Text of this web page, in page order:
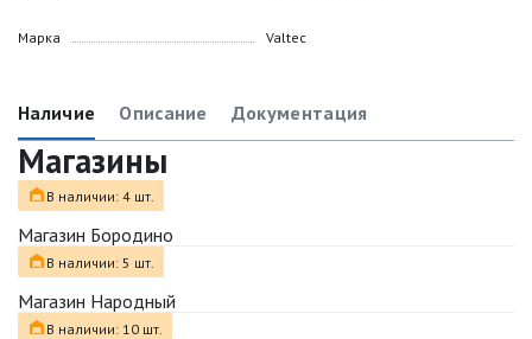
Марка Valtec
Наличие Описание Документация
Магазины
В наличии: 4 шт.
Магазин Бородино
В наличии: 5 шт.
Магазин Народный
В наличии: 10 шт.